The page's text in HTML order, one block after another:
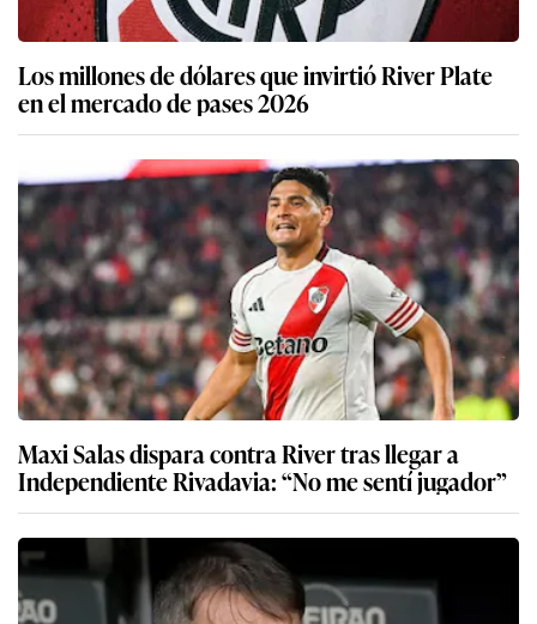
Los millones de dólares que invirtió River Plate
en el mercado de pases 2026
Maxi Salas dispara contra River tras llegar a
Independiente Rivadavia: “No me sentí jugador”